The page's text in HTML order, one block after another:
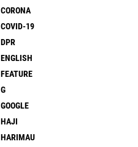
CORONA
COVID-19
DPR
ENGLISH
FEATURE
G
GOOGLE
HAJI
HARIMAU